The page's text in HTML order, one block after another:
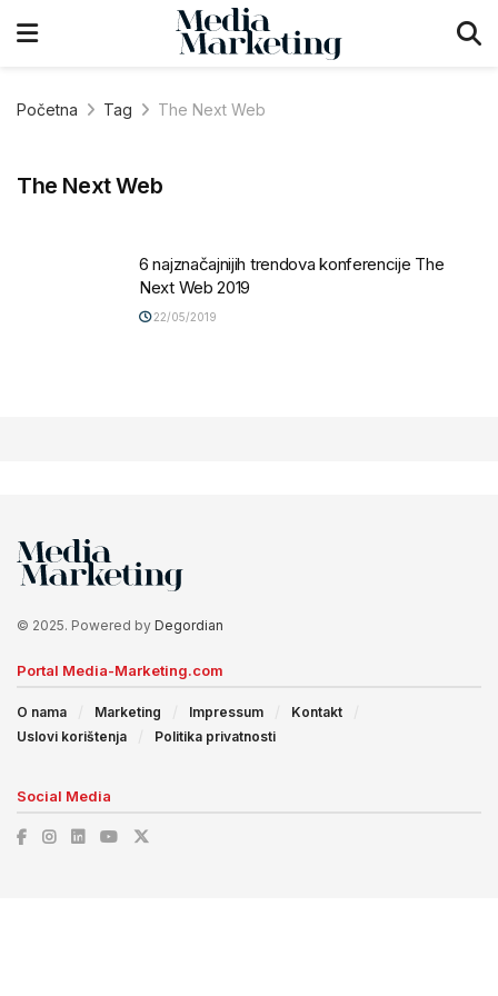
Početna Tag The Next Web
The Next Web
6 najznačajnijih trendova konferencije The
Next Web 2019
22/05/2019
© 2025. Powered by Degordian
Portal Media-Marketing.com
O nama Marketing Impressum
Kontakt
Uslovi korištenja
Politika privatnosti
Social Media